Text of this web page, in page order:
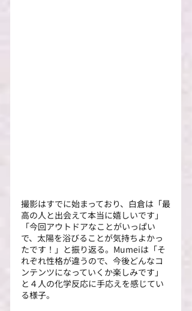
撮影はすでに始まっており、白倉は「最
高の人と出会えて本当に嬉しいです」
「今回アウトドアなことがいっぱい
で、太陽を浴びることが気持ちよかっ
たです！」と振り返る。Mumeiは「そ
れぞれ性格が違うので、今後どんなコ
ンテンツになっていくか楽しみです」
と４人の化学反応に手応えを感じてい
る様子。